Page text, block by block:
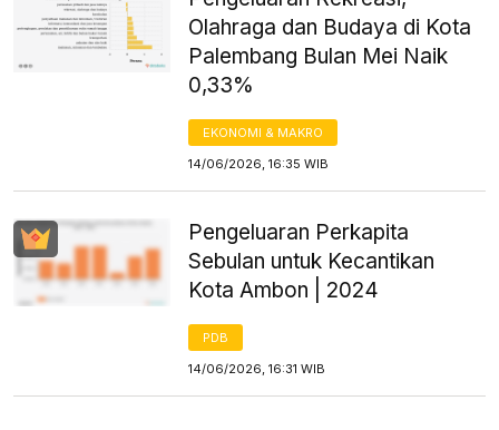
Olahraga dan Budaya di Kota
Palembang Bulan Mei Naik
0,33%
EKONOMI & MAKRO
14/06/2026, 16:35 WIB
Pengeluaran Perkapita
Sebulan untuk Kecantikan
Kota Ambon | 2024
PDB
14/06/2026, 16:31 WIB